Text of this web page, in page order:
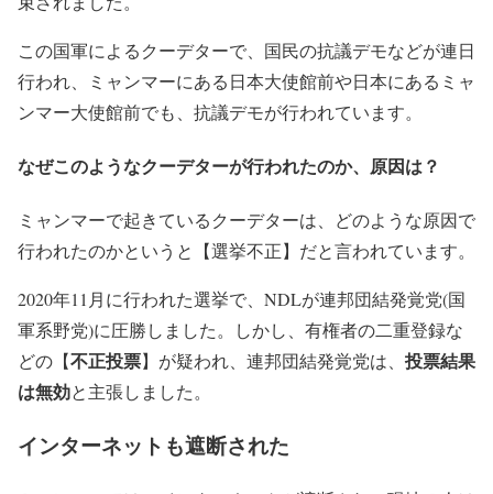
この国軍によるクーデターで、国民の抗議デモなどが連日
行われ、ミャンマーにある日本大使館前や日本にあるミャ
ンマー大使館前でも、抗議デモが行われています。
なぜこのようなクーデターが行われたのか、原因は？
ミャンマーで起きているクーデターは、どのような原因で
行われたのかというと【選挙不正】だと言われています。
2020年11月に行われた選挙で、NDLが連邦団結発覚党(国
軍系野党)に圧勝しました。しかし、有権者の二重登録な
どの【不正投票】が疑われ、連邦団結発覚党は、 投票結果
は無効と主張しました。
インターネットも遮断された